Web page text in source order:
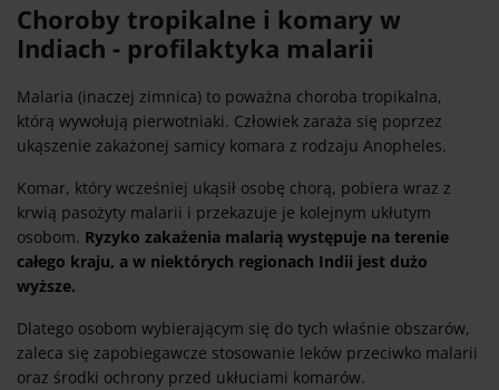
Choroby tropikalne i komary w
Indiach - profilaktyka malarii
Malaria (inaczej zimnica) to poważna choroba tropikalna,
którą wywołują pierwotniaki. Człowiek zaraża się poprzez
ukąszenie zakażonej samicy komara z rodzaju Anopheles.
Komar, który wcześniej ukąsił osobę chorą, pobiera wraz z
krwią pasożyty malarii i przekazuje je kolejnym ukłutym
osobom. Ryzyko zakażenia malarią występuje na terenie
całego kraju, a w niektórych regionach Indii jest dużo
wyższe.
Dlatego osobom wybierającym się do tych właśnie obszarów,
zaleca się zapobiegawcze stosowanie leków przeciwko malarii
oraz środki ochrony przed ukłuciami komarów.